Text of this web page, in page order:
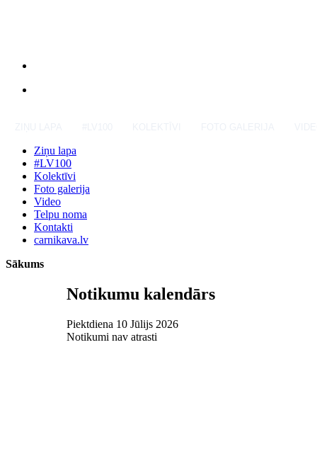
Ziņu lapa
#LV100
Kolektīvi
Foto galerija
Video
Telpu noma
Kontakti
carnikava.lv
Sākums
Notikumu kalendārs
Piektdiena 10 Jūlijs 2026
Notikumi nav atrasti